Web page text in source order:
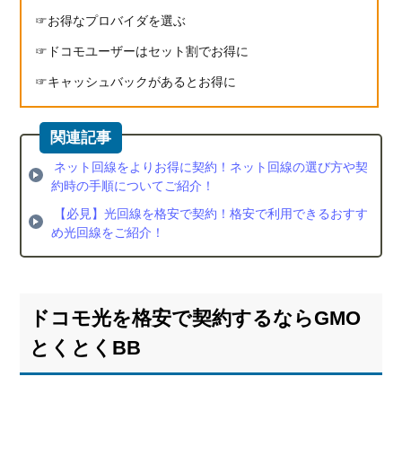
お得なプロバイダを選ぶ
ドコモユーザーはセット割でお得に
キャッシュバックがあるとお得に
ネット回線をよりお得に契約！ネット回線の選び方や契
約時の手順についてご紹介！
【必見】光回線を格安で契約！格安で利用できるおすす
め光回線をご紹介！
ドコモ光を格安で契約するならGMO
とくとくBB